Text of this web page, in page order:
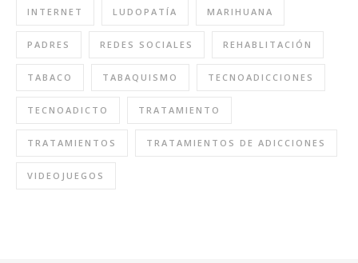
INTERNET LUDOPATÍA MARIHUANA
PADRES REDES SOCIALES REHABLITACIÓN
TABACO TABAQUISMO TECNOADICCIONES
TECNOADICTO TRATAMIENTO
TRATAMIENTOS TRATAMIENTOS DE ADICCIONES
VIDEOJUEGOS